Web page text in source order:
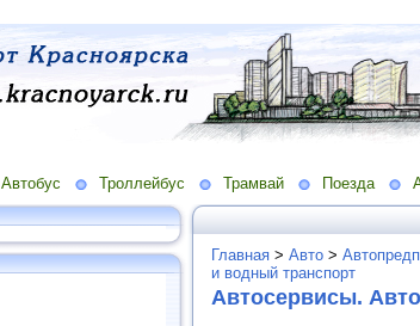
Автобус Троллейбус Трамвай Поезда
Главная > Авто >
и водный транспорт
Автосервисы.